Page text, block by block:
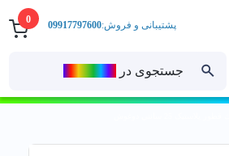
0
جستجوی در
پشتیبانی و فروش:09917797600